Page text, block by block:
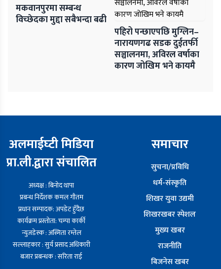
मकवानपुरमा सम्बन्ध
विच्छेदका मुद्दा सबैभन्दा बढी
पहिरो पन्छाएपछि मुग्लिन–
नारायणगढ सडक दुईतर्फी
सञ्चालनमा, अविरल वर्षाका
कारण जोखिम भने कायमै
अलमाईघ्टी मिडिया
प्रा.ली.द्वारा संचालित
अध्यक्ष : बिनोद थापा
प्रबन्ध निर्देशक कमल गौतम
प्रधान सम्पादक: अपडेट हुँदैछ
कार्यक्रम प्रस्तोता: चम्पा कार्की
न्युजडेस्क : अस्मिता रम्तेल
सल्लाहकार : सुर्य प्रसाद अधिकारी
बजार प्रबन्धक : सरिता राई
समाचार
सुचना/प्रविधि
धर्म-संस्कृति
शिखर युवा उद्यमी
शिखरखबर स्पेशल
मुख्य खबर
राजनीति
बिजनेस खबर